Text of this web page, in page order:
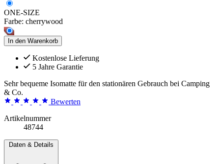
ONE-SIZE
Farbe: cherrywood
In den Warenkorb
Kostenlose Lieferung
5 Jahre Garantie
Sehr bequeme Isomatte für den stationären Gebrauch bei Camping
& Co.
Bewerten
Artikelnummer
48744
Daten & Details